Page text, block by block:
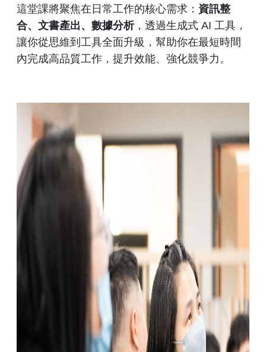
這堂課將聚焦在日常工作的核心需求： 資訊整
合、文書產出、數據分析，透過生成式 AI 工具，
讓你從思維到工具全面升級，幫助你在最短時間
內完成高品質工作，提升效能、強化競爭力。